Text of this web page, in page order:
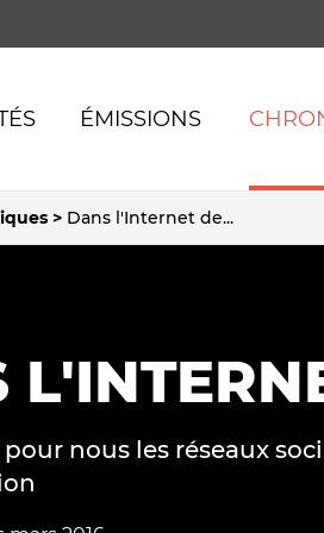
AVEC
ÉMISSIONS
& infaux
& datas Publicité
CLIC GAUCHE
Dans l'Internet de...
nous les réseaux